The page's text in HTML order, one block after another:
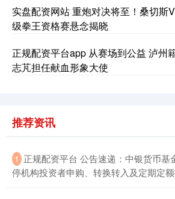
北证50 1126.80 -
实盘配资网站 重炮对决将至！桑切斯
级拳王资格赛悬念揭晓
正规配资平台app 从赛场到公益 泸州
志芃担任献血形象大使
推荐资讯
1 正规配资平台 公告速递：中银货币基
停机构投资者申购、转换转入及定期定